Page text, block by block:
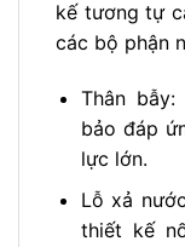
kế tương tự
các bộ phận
Thân
bảo đáp
lực lớn.
Lỗ xả
thiết kế